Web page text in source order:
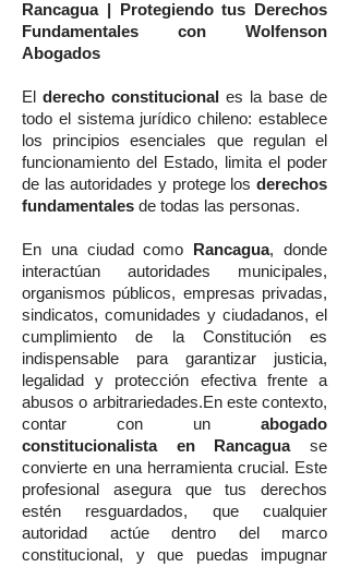
Rancagua | Protegiendo tus Derechos
Fundamentales con Wolfenson
Abogados
El derecho constitucional es la base de
todo el sistema jurídico chileno: establece
los principios esenciales que regulan el
funcionamiento del Estado, limita el poder
de las autoridades y protege los derechos
fundamentales de todas las personas.
En una ciudad como Rancagua, donde
interactúan autoridades municipales,
organismos públicos, empresas privadas,
sindicatos, comunidades y ciudadanos, el
cumplimiento de la Constitución es
indispensable para garantizar justicia,
legalidad y protección efectiva frente a
abusos o arbitrariedades.En este contexto,
contar con un abogado
constitucionalista en Rancaguase
convierte en una herramienta crucial. Este
profesional asegura que tus derechos
estén resguardados, que cualquier
autoridad actúe dentro del marco
constitucional, y que puedas impugnar